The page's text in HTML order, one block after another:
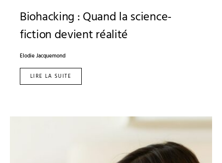
Biohacking : Quand la science-
fiction devient réalité
Elodie Jacquemond
LIRE LA SUITE